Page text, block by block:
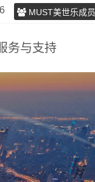
MUST美世乐成员
务与支持